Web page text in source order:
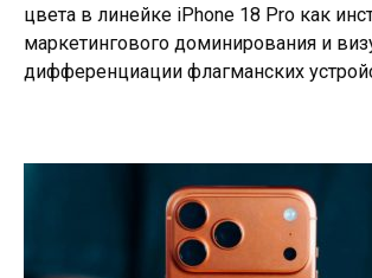
цвета в линейке iPhone 18 Pro как
маркетингового доминирования и
дифференциации флагманских